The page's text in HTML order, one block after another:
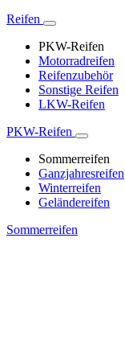
Reifen
PKW-Reifen
Motorradreifen
Reifenzubehör
Sonstige Reifen
LKW-Reifen
PKW-Reifen
Sommerreifen
Ganzjahresreifen
Winterreifen
Geländereifen
Sommerreifen